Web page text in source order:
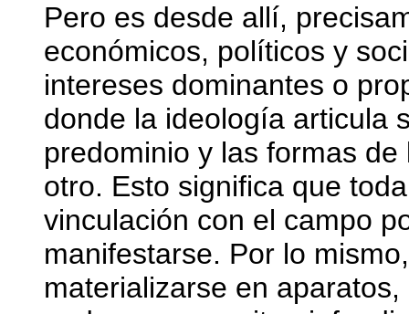
Pero es desde allí,
económicos, políticos y
intereses dominantes o
donde la ideología articula
predominio y las formas
otro. Esto significa que
vinculación con el campo
manifestarse. Por lo
materializarse en